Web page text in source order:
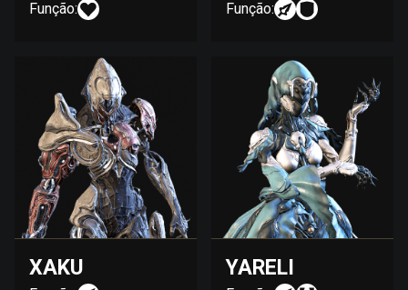
Função: Função:
XAKU YARELI